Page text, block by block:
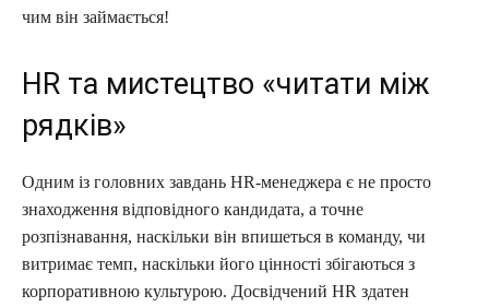
чим він займається!
HR та мистецтво «читати між
рядків»
Одним із головних завдань HR-менеджера є не просто
знаходження відповідного кандидата, а точне
розпізнавання, наскільки він впишеться в команду, чи
витримає темп, наскільки його цінності збігаються з
корпоративною культурою. Досвідчений HR здатен